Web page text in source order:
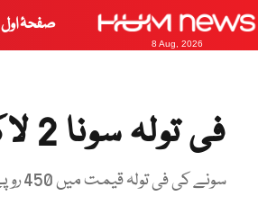
8 Aug, 2026
صفحۂ اول
فی تولہ سونا 2 لاکھ 28 ہزار 600 روپے کا ہوگیا
سونے کی فی تولہ قیمت میں 450 روپے کا اضافہ